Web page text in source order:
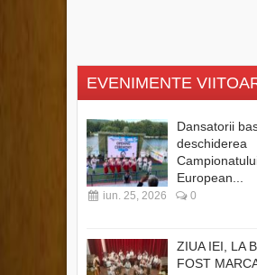
EVENIMENTE
Dansatorii
deschiderea
European...
iun. 25, 2026 0
ZIUA IEI, LA
FOST